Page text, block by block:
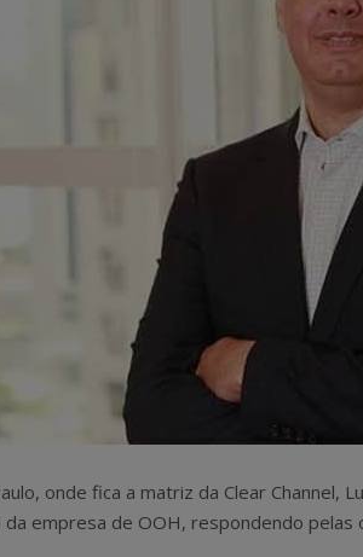
onde fica a matriz da Clear Channel,
da empresa de OOH, respondendo